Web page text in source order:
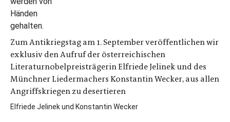
Zum Antikriegstag am 1. September veröffentlichen wir
exklusiv den Aufruf der österreichischen
Literaturnobelpreisträgerin Elfriede Jelinek und des
Münchner Liedermachers Konstantin Wecker, aus allen
Angriffskriegen zu desertieren
Elfriede Jelinek und Konstantin Wecker